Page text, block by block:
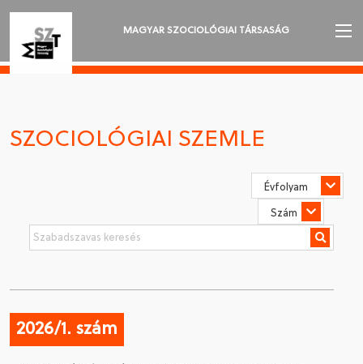
MAGYAR SZOCIOLÓGIAI TÁRSASÁG
SZOCIOLÓGIAI SZEMLE
SZOCIOLÓGIAI SZEMLE
2026/1. szám